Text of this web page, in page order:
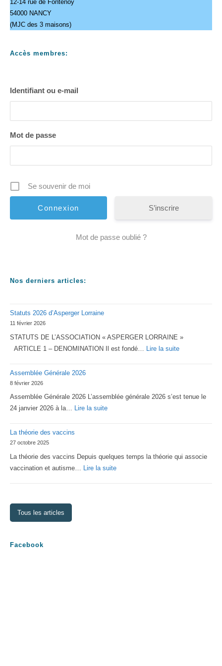
12-14 rue de Fontenoy
54000 NANCY
(MJC des 3 maisons)
Accès membres:
Identifiant ou e-mail
Mot de passe
Se souvenir de moi
S’inscrire
Mot de passe oublié ?
Nos derniers articles:
Statuts 2026 d’Asperger Lorraine
11 février 2026
STATUTS DE L’ASSOCIATION « ASPERGER LORRAINE »
ARTICLE 1 – DENOMINATION Il est fondé… Lire la suite:
Lorraine
Assemblée Générale 2026
8 février 2026
Assemblée Générale 2026 L’assemblée générale 2026 s’est tenue le
24 janvier 2026 à la… Lire la suite:
La théorie des vaccins
27 octobre 2025
La théorie des vaccins Depuis quelques temps la théorie qui associe
vaccination et autisme… Lire la suite:
Tous les articles
Facebook